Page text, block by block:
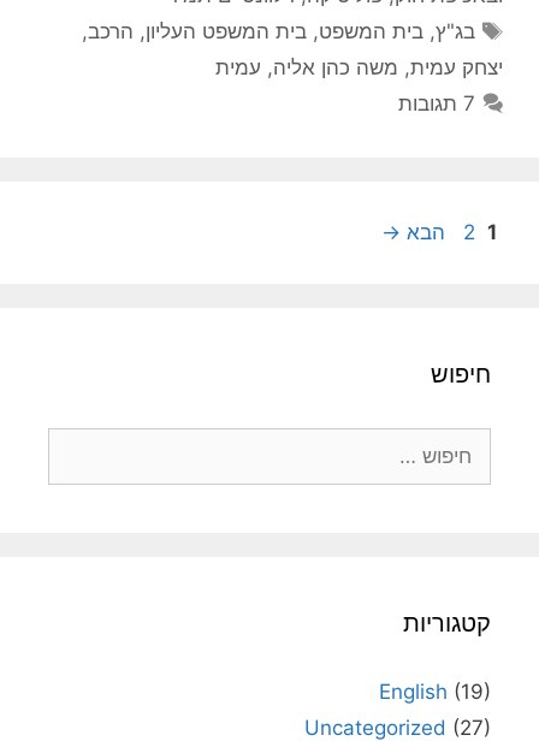
תגיות
בג"ץ,בית המשפט,בית המשפט העליון, הרכב,
יצחק עמית, משה כהן אליה, עמית
7 תגובות
עמוד
1 עמוד
2 הבא →
חיפוש
קטגוריות
English (19)
Uncategorized (27)